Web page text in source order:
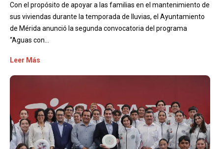
Con el propósito de apoyar a las familias en el mantenimiento de
sus viviendas durante la temporada de lluvias, el Ayuntamiento
de Mérida anunció la segunda convocatoria del programa
“Aguas con...
Leer Más